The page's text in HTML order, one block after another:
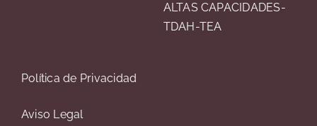
ALTAS CAPACIDADES-
TDAH-TEA
Política de Privacidad
Aviso Legal